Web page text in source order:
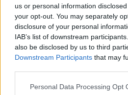
us or personal information
your opt-out. You may separately
disclosure of your personal
IAB’s list of downstream
also be disclosed by us to third
Downstream Participants that may
Personal Data Processing Opt